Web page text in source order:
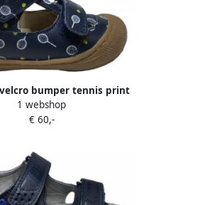
bumper tennis print
sandalen Puffy navy
1 webshop
€ 60,-